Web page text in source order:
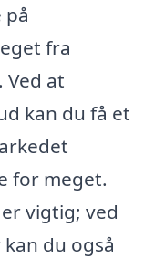
på
fra
at
kan du få et
for meget.
vigtig; ved
du også